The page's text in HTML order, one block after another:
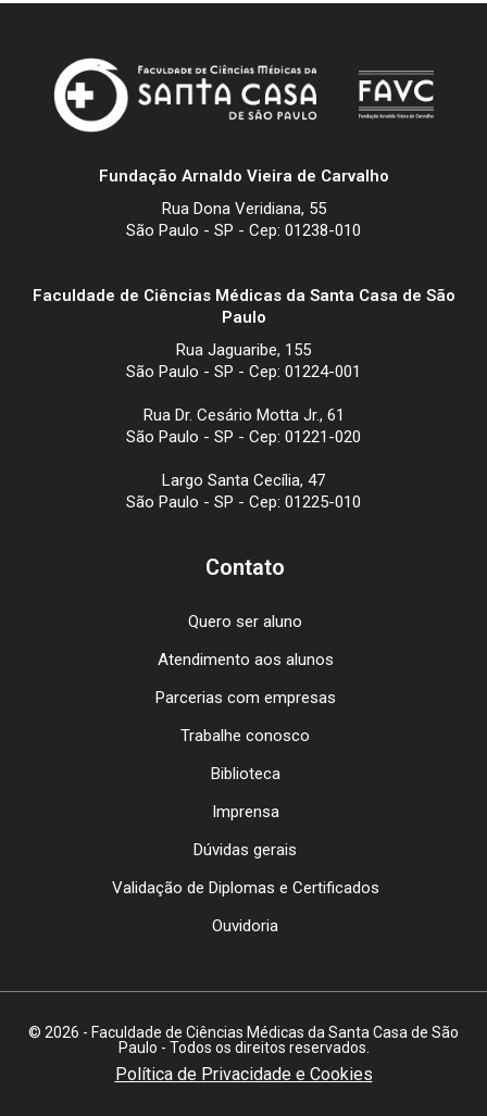
Fundação Arnaldo Vieira de Carvalho
Rua Dona Veridiana, 55
São Paulo - SP - Cep: 01238-010
Faculdade de Ciências Médicas da Santa Casa de São
Paulo
Rua Jaguaribe, 155
São Paulo - SP - Cep: 01224-001
Rua Dr. Cesário Motta Jr., 61
São Paulo - SP - Cep: 01221-020
Largo Santa Cecília, 47
São Paulo - SP - Cep: 01225-010
Contato
Quero ser aluno
Atendimento aos alunos
Parcerias com empresas
Trabalhe conosco
Biblioteca
Imprensa
Dúvidas gerais
Validação de Diplomas e Certificados
Ouvidoria
© 2026 - Faculdade de Ciências Médicas da Santa Casa de São
Paulo - Todos os direitos reservados.
Política de Privacidade e Cookies